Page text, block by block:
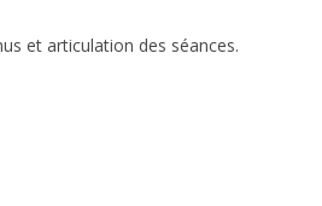
et articulation des séances.